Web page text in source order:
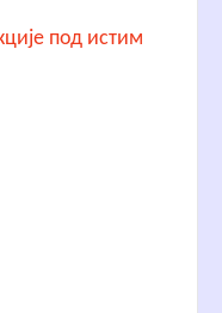
под истим